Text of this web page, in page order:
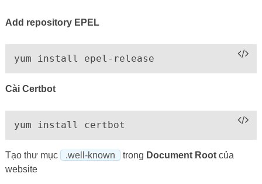
Add repository EPEL
yum install epel-release
Cài Certbot
yum install certbot
Tạo thư mục .well-known trong Document Rootcủa
website